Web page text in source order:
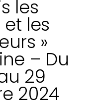
les
les
»
– Du
29
2024